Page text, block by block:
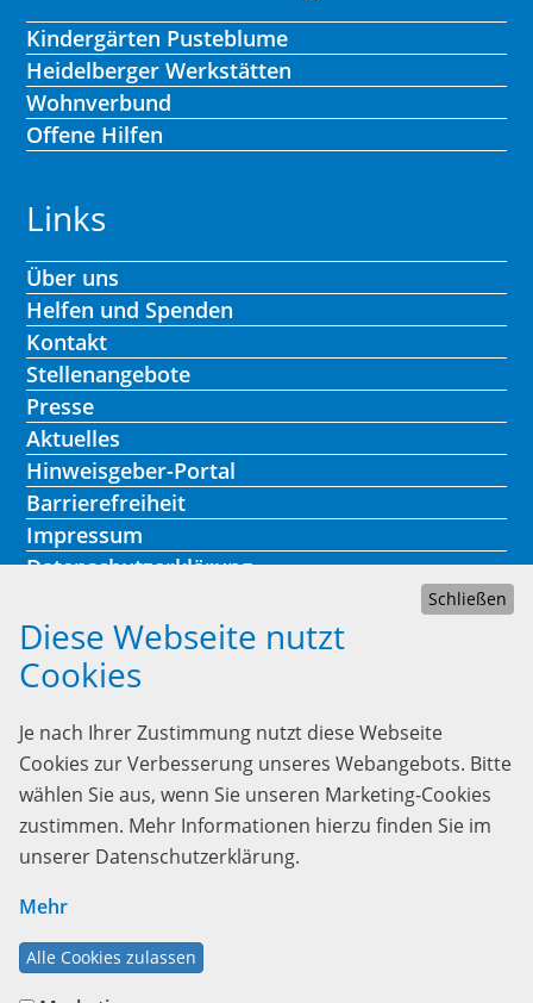
Schließen
Diese Webseite nutzt
Cookies
Je nach Ihrer Zustimmung nutzt diese Webseite
Cookies zur Verbesserung unseres Webangebots. Bitte
wählen Sie aus, wenn Sie unseren Marketing-Cookies
zustimmen. Mehr Informationen hierzu finden Sie im
unserer Datenschutzerklärung.
Mehr
Kindergärten Pusteblume
Heidelberger Werkstätten
Wohnverbund
Offene Hilfen
Links
Über uns
Helfen und Spenden
Kontakt
Stellenangebote
Presse
Aktuelles
Hinweisgeber-Portal
Barrierefreiheit
Impressum
Datenschutzerklärung
Kontakt
Lebenshilfe Heidelberg
Heinrich-Fuchs-Str. 73
69126 Heidelberg
Telefon:06221/339 23-0
gst@lebenshilfe-heidelberg.de